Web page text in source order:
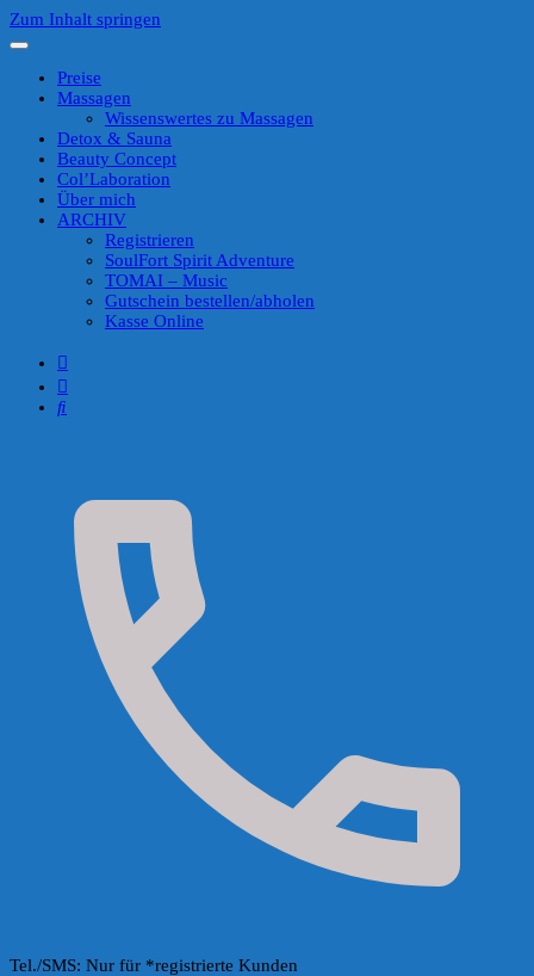
Zum Inhalt springen
Preise
Massagen
Wissenswertes zu Massagen
Detox & Sauna
Beauty Concept
Col’Laboration
Über mich
ARCHIV
Registrieren
SoulFort Spirit Adventure
TOMAI – Music
Gutschein bestellen/abholen
Kasse Online
Tel./SMS: Nur für *registrierte Kunden